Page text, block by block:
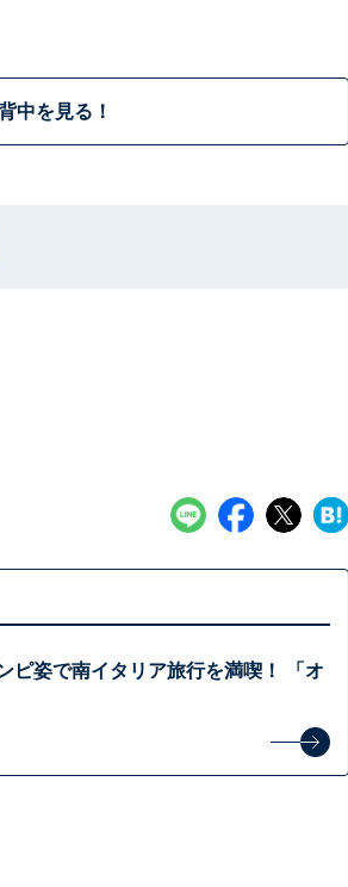
中を見る！
ピ姿で南イタリア旅行を満喫！ 「オ